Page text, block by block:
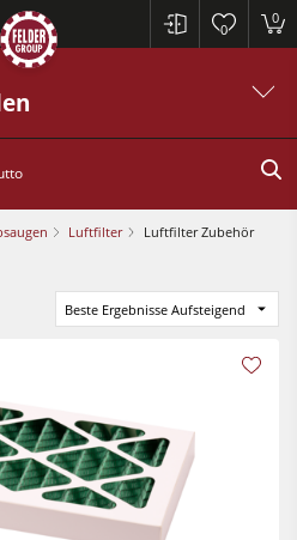
0
0
Luftfilter Luftfilter Zubehör
Beste Ergebnisse Aufsteigend